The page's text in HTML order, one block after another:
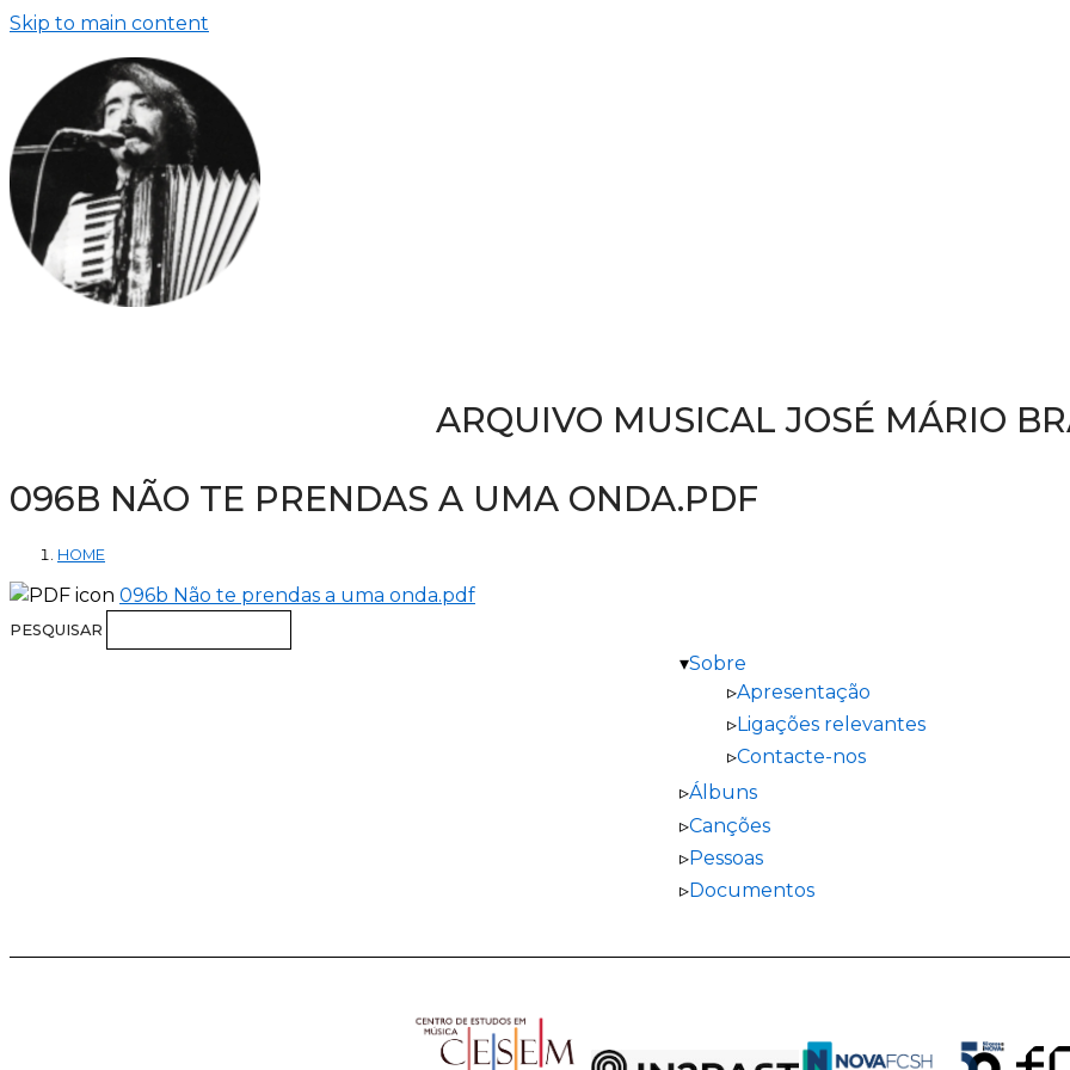
Skip to main content
ARQUIVO MUSICAL JOSÉ MÁRIO
096B NÃO TE PRENDAS A UMA ONDA.PDF
HOME
096b Não te prendas a uma onda.pdf
PESQUISAR
Sobre
Apresentação
Ligações relevantes
Contacte-nos
Álbuns
Canções
Pessoas
Documentos